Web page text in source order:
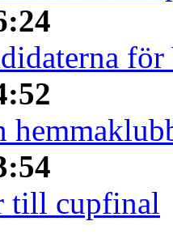
till cupfinal